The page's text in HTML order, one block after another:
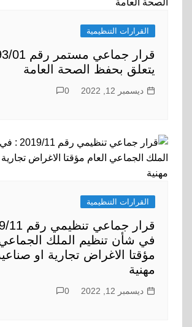
القرارات التنظيمية
يتعلق بحفظ الصحة العامة
ديسمبر 12, 2022 0
القرارات التنظيمية
في شأن تنظيم الملك الجماعي
مؤقتا الاغراض تجارية او
مهنية
ديسمبر 12, 2022 0